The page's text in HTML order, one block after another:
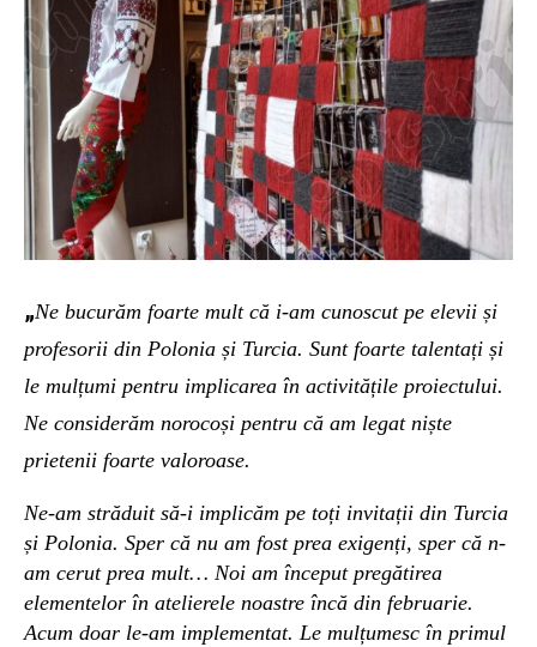
„Ne bucurăm foarte mult că i-am cunoscut pe elevii și
profesorii din Polonia și Turcia. Sunt foarte talentați și
le mulțumi pentru implicarea în activitățile proiectului.
Ne considerăm norocoși pentru că am legat niște
prietenii foarte valoroase.
Ne-am străduit să-i implicăm pe toți invitații din Turcia
și Polonia. Sper că nu am fost prea exigenți, sper că n-
am cerut prea mult… Noi am început pregătirea
elementelor în atelierele noastre încă din februarie.
Acum doar le-am implementat. Le mulțumesc în primul